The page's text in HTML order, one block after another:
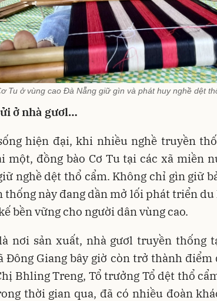
Tu ở vùng cao Đà Nẵng giữ gìn và phát huy nghề dệt
ở nhà gươl…
hiện đại, khi nhiều nghề truyền
một, đồng bào Cơ Tu tại các xã miền
nghề dệt thổ cẩm. Không chỉ gìn giữ
thống này đang dần mở lối phát triển
bền vững cho người dân vùng cao.
nơi sản xuất, nhà gươl truyền thống
Đông Giang bây giờ còn trở thành điểm
Bhling Treng, Tổ trưởng Tổ dệt thổ
thời gian qua, đã có nhiều đoàn